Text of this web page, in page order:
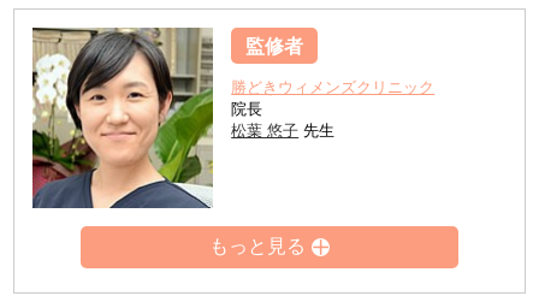
監修者
勝どきウィメンズクリニック
院長
松葉 悠子 先生